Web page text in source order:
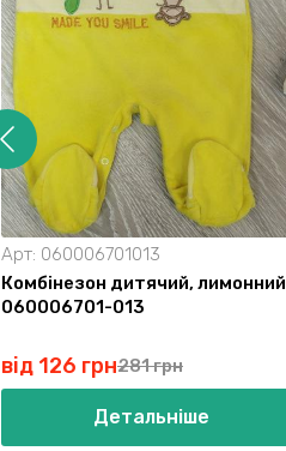
Арт: 060006701013
Комбінезон дитячий, лимонний
060006701-013
від 126 грн281 грн
Детальніше